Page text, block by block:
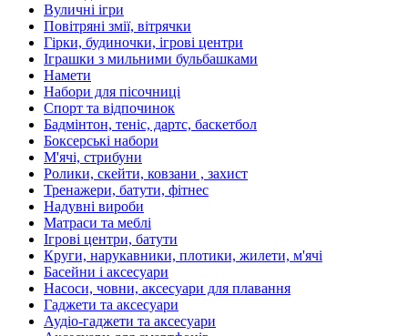
Вуличні ігри
Повітряні змії, вітрячки
Гірки, будиночки, ігрові центри
Іграшки з мильними бульбашками
Намети
Набори для пісочниці
Спорт та відпочинок
Бадмінтон, теніс, дартс, баскетбол
Боксерські набори
М'ячі, стрибуни
Ролики, скейти, ковзани , захист
Тренажери, батути, фітнес
Надувні вироби
Матраси та меблі
Ігрові центри, батути
Круги, нарукавники, плотики, жилети, м'ячі
Басейни і аксесуари
Насоси, човни, аксесуари для плавання
Гаджети та аксесуари
Аудіо-гаджети та аксесуари